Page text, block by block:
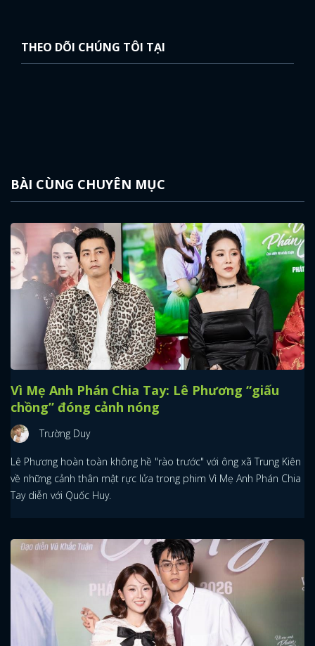
THEO DÕI CHÚNG TÔI TẠI
BÀI CÙNG CHUYÊN MỤC
Vì Mẹ Anh Phán Chia Tay: Lê Phương “giấu
chồng” đóng cảnh nóng
Trường Duy
Lê Phương hoàn toàn không hề "rào trước" với ông xã Trung Kiên
về những cảnh thân mật rực lửa trong phim Vì Mẹ Anh Phán Chia
Tay diễn với Quốc Huy.